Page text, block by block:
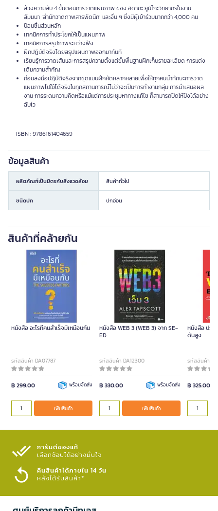
ล้วงความลับ 4 ขั้นตอนการวาดแผนภาพ ของ ฮิดากะ ยูมิโกะวิทยากรในงาน
สัมมนา ‘สำนักวาดภาพสารพัดนึก’ และอื่น ๆ ซึ่งมีผู้เข้าร่วมมากกว่า 4,000 คน
ป้อนชิ้นส่วนหลัก
เทคนิคการทำประโยคให้เป็นแผนภาพ
เทคนิคการสรุปภาพระหว่างฟัง
ฝึกปฏิบัติจริงโดยสรุปแผนภาพออกมาทันที
เรียนรู้การวาดเส้นและการสรุปความตั้งแต่ขั้นพื้นฐานฝึกเก็บรายละเอียด การแต่ง
เติมความสำคัญ
ก่อนลงมือปฏิบัติจริงจากชุดแบบฝึกหัดหลากหลายเพื่อให้ทุกคนนำทักษะการวาด
แผนภาพไปใช้ได้จริงในทุกสถานการณ์ไม่ว่าจะเป็นการทำงานกลุ่ม การนำเสนอผล
งาน การระดมความคิดหรือแม้แต่การประชุมหาทางแก้ไข ก็สามารถปิดให้ปังได้อย่าง
ฉับไว
ISBN : 9786161404659
ข้อมูลสินค้า
ผลิตภัณฑ์เป็นมิตรกับสิ่งแวดล้อม สินค้าทั่วไป
ชนิดปก ปกอ่อน
สินค้าที่คล้ายกัน
หนังสือ อะไรที่คนสำเร็จมีเหมือนกัน
รหัสสินค้า DA07787
฿ 299.00 พร้อมจัดส่ง
เพิ่มสินค้า
หนังสือ WEB 3 (WEB 3) จาก SE-
ED
รหัสสินค้า DA12300
฿ 330.00 พร้อมจัดส่ง
เพิ่มสินค้า
หนังสือ ปรา
ดันสูง
รหัสสินค้า
฿ 325.00
การันตีของแท้
เลือกช้อปได้อย่างมั่นใจ​
คืนสินค้าได้ภายใน 14 วัน
หลังได้รับสินค้า*